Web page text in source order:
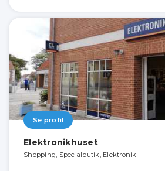
Se profil
Elektronikhuset
Shopping, Specialbutik, Elektronik